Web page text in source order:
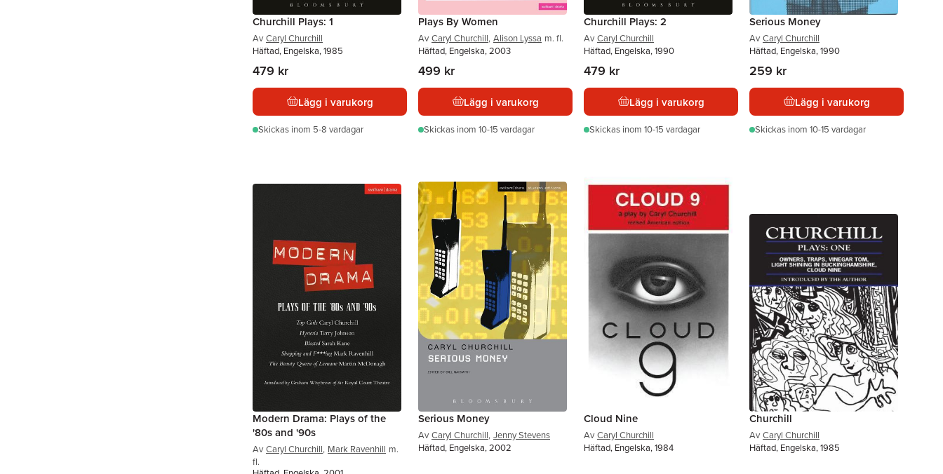
Churchill Plays: 1
Av Caryl Churchill
Häftad, Engelska, 1985
479 kr
Lägg i varukorg
Skickas inom 5-8 vardagar
Plays By Women
Av Caryl Churchill, Alison Lyssa m. fl.
Häftad, Engelska, 2003
499 kr
Lägg i varukorg
Skickas inom 10-15 vardagar
Churchill Plays: 2
Av Caryl Churchill
Häftad, Engelska, 1990
479 kr
Lägg i varukorg
Skickas inom 10-15 vardagar
Serious Money
Av Caryl Churchill
Häftad, Engelska, 1990
259 kr
Lägg i varukorg
Skickas inom 10-15 vardagar
Modern Drama: Plays of the
'80s and '90s
Av Caryl Churchill, Mark Ravenhill m.
fl.
Serious Money
Av Caryl Churchill, Jenny Stevens
Häftad, Engelska, 2002
Cloud Nine
Av Caryl Churchill
Häftad, Engelska, 1984
Churchill
Av Caryl Churchill
Häftad, Engelska, 1985